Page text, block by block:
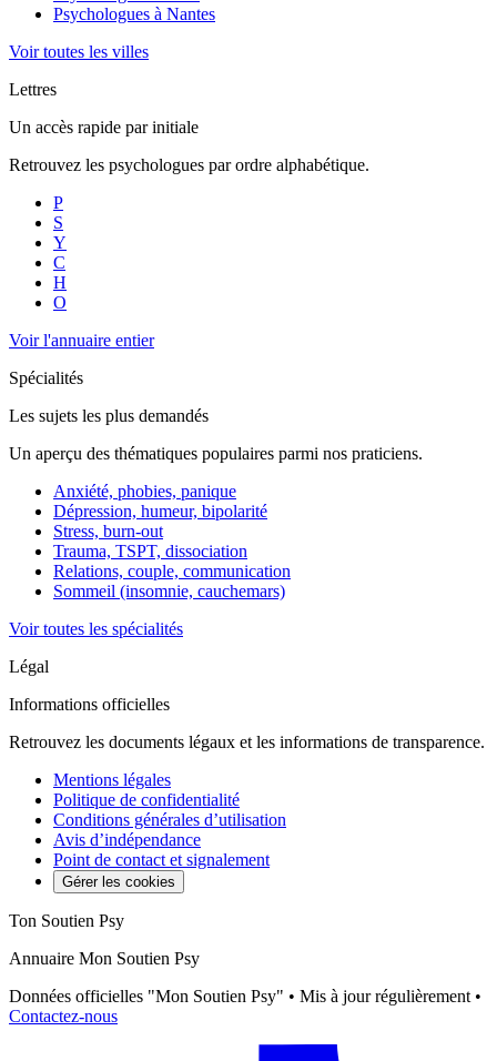
Psychologues à Nantes
Voir toutes les villes
Lettres
Un accès rapide par initiale
Retrouvez les psychologues par ordre alphabétique.
P
S
Y
C
H
O
Voir l'annuaire entier
Spécialités
Les sujets les plus demandés
Un aperçu des thématiques populaires parmi nos praticiens.
Anxiété, phobies, panique
Dépression, humeur, bipolarité
Stress, burn-out
Trauma, TSPT, dissociation
Relations, couple, communication
Sommeil (insomnie, cauchemars)
Voir toutes les spécialités
Légal
Informations officielles
Retrouvez les documents légaux et les informations de transparence.
Mentions légales
Politique de confidentialité
Conditions générales d’utilisation
Avis d’indépendance
Point de contact et signalement
Gérer les cookies
Ton Soutien Psy
Annuaire Mon Soutien Psy
Données officielles "Mon Soutien Psy" • Mis à jour régulièrement •
Contactez-nous